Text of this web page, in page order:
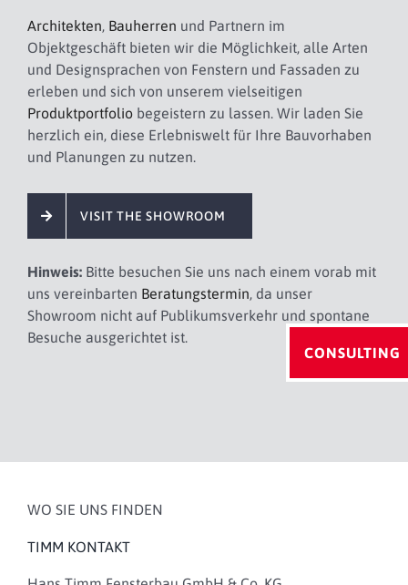
Architekten Bauherren und Partnern im
Objektgeschäft bieten wir die Möglichkeit, alle Arten
und Designsprachen von Fenstern und Fassaden zu
erleben und sich von unserem vielseitigen
Produktportfoliobegeistern zu lassen. Wir laden Sie
herzlich ein, diese Erlebniswelt für Ihre Bauvorhaben
und Planungen zu nutzen.
VISIT THE SHOWROOM
Hinweis:Bitte besuchen Sie uns nach einem vorab mit
uns vereinbarten Beratungstermin , da unser
Showroom nicht auf Publikumsverkehr und spontane
Besuche ausgerichtet ist.
WO SIE UNS FINDEN
TIMM KONTAKT
CONSULTING